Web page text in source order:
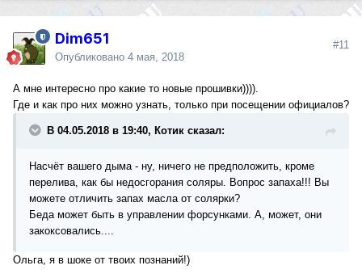
Dim651
Опубликовано 4 мая, 2018
#11
А мне интересно про какие то новые прошивки)))).
Где и как про них можно узнать, только при посещении официалов?
В 04.05.2018 в 19:40, Котик сказал:
Насчёт вашего дыма - ну, ничего не предположить, кроме
перелива, как бы недосгорания соляры. Вопрос запаха!!! Вы
можете отличить запах масла от солярки?
Беда может быть в управлении форсунками. А, может, они
закоксовались....
Ольга, я в шоке от твоих познаний!)